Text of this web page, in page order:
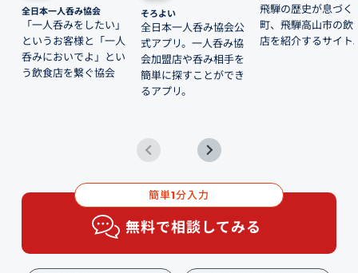
全日本一人呑み協会
「一人呑みをしたい」
というお客様と「一人
呑みにおいでよ」とい
う飲食店を繋ぐ協会
そろよい
全日本一人呑み協会公
式アプリ。一人呑み協
会加盟店や呑み相手を
簡単に探すことができ
るアプリ。
飛騨の歴史が息づく
町、飛騨高山市の飲
店を紹介するサイト
簡単1分入力
無料で相談してみる